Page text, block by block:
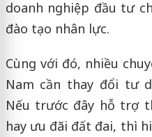
doanh nghiệp đầu tư
đào tạo nhân lực.
Cùng với đó, nhiều
Nam cần thay đổi tư
Nếu trước đây hỗ trợ
hay ưu đãi đất đai, thì